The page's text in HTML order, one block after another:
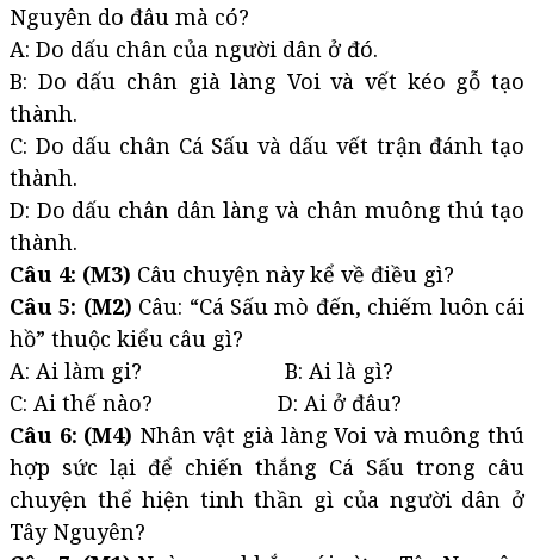
Nguyên do đâu mà có?
A: Do dấu chân của người dân ở đó.
B: Do dấu chân già làng Voi và vết kéo gỗ tạo
thành.
C: Do dấu chân Cá Sấu và dấu vết trận đánh tạo
thành.
D: Do dấu chân dân làng và chân muông thú tạo
thành.
Câu 4: (M3) Câu chuyện này kể về điều gì?
Câu 5: (M2) Câu: “Cá Sấu mò đến, chiếm luôn cái
hồ” thuộc kiểu câu gì?
A: Ai làm gi? B: Ai là gì?
C: Ai thế nào? D: Ai ở đâu?
Câu 6: (M4) Nhân vật già làng Voi và muông thú
hợp sức lại để chiến thắng Cá Sấu trong câu
chuyện thể hiện tinh thần gì của người dân ở
Tây Nguyên?